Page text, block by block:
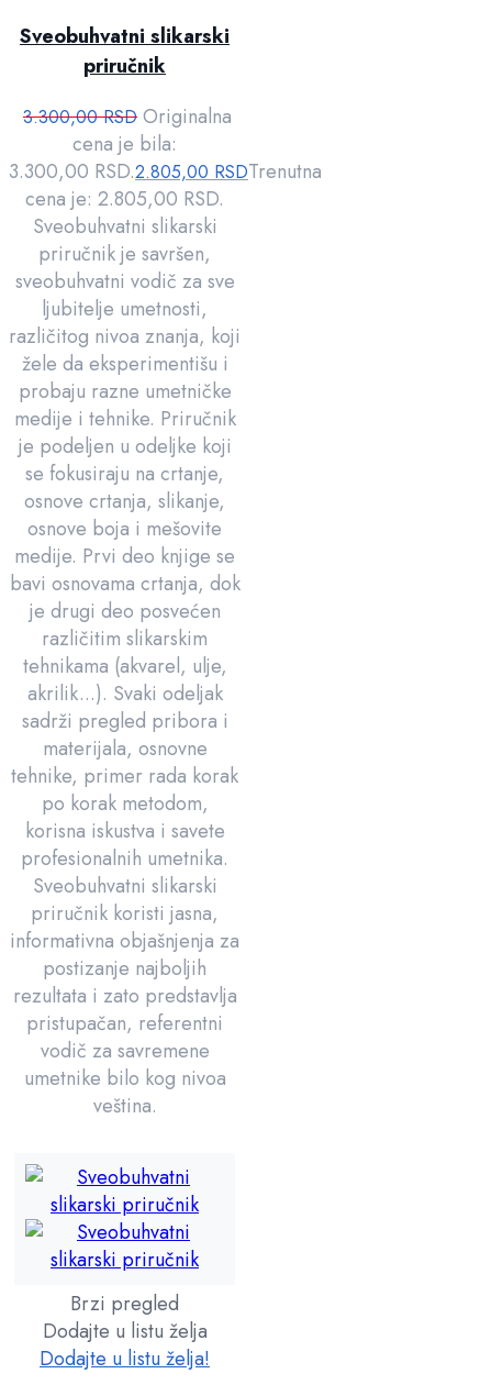
Sveobuhvatni slikarski
priručnik
3.300,00RSD Originalna
cena je bila:
3.300,00 RSD.2.805,00 RSDTrenutna
cena je: 2.805,00 RSD.
Sveobuhvatni slikarski
priručnik je savršen,
sveobuhvatni vodič za sve
ljubitelje umetnosti,
različitog nivoa znanja, koji
žele da eksperimentišu i
probaju razne umetničke
medije i tehnike. Priručnik
je podeljen u odeljke koji
se fokusiraju na crtanje,
osnove crtanja, slikanje,
osnove boja i mešovite
medije. Prvi deo knjige se
bavi osnovama crtanja, dok
je drugi deo posvećen
različitim slikarskim
tehnikama (akvarel, ulje,
akrilik...). Svaki odeljak
sadrži pregled pribora i
materijala, osnovne
tehnike, primer rada korak
po korak metodom,
korisna iskustva i savete
profesionalnih umetnika.
Sveobuhvatni slikarski
priručnik koristi jasna,
informativna objašnjenja za
postizanje najboljih
rezultata i zato predstavlja
pristupačan, referentni
vodič za savremene
umetnike bilo kog nivoa
veština.
Brzi pregled
Dodajte u listu želja
Dodajte u listu želja!